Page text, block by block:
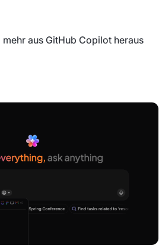
aus GitHub Copilot heraus